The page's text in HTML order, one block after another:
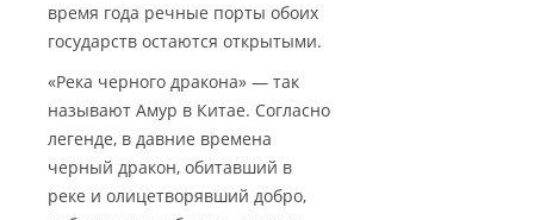
время года речные порты обоих
государств остаются открытыми.
«Река черного дракона» — так
называют Амур в Китае. Согласно
легенде, в давние времена
черный дракон, обитавший в
реке и олицетворявший добро,